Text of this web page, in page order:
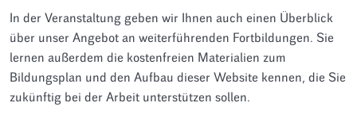
In der Veranstaltung geben wir Ihnen auch einen Überblick
über unser Angebot an weiterführenden Fortbildungen. Sie
lernen außerdem die kostenfreien Materialien zum
Bildungsplan und den Aufbau dieser Website kennen, die Sie
zukünftig bei der Arbeit unterstützen sollen.